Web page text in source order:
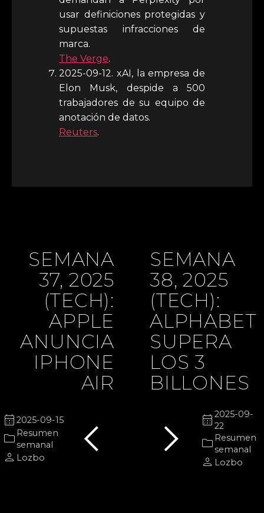
usar definiciones protegidas y
supuestas infracciones de
marca.
The Verge.
2025-09-12. xAI, la empresa de
Elon Musk, despide a 500
trabajadores de su equipo de
anotación de datos.
Reuters.
SEMANA
37, 2025
(TECH):
APPLE
ANUNCIA
IPHONE
AIR
calendar_month 2025-09-15
folder Resumen
semanal
person Lozbo chevron_left
SEMANA
38, 2025
(TECH):
ALPHABET
SUPERA
LOS 3
BILLONES
calendar_month 2025-09-
22
folder Resumen
semanal
person Lozbo
chevron_right